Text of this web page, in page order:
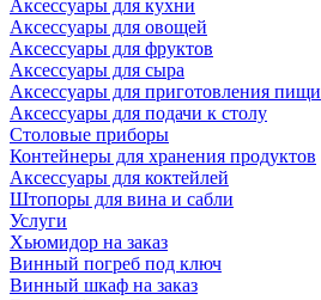
Аксессуары для кухни
Аксессуары для овощей
Аксессуары для фруктов
Аксессуары для сыра
Аксессуары для приготовления пищи
Аксессуары для подачи к столу
Столовые приборы
Контейнеры для хранения продуктов
Аксессуары для коктейлей
Штопоры для вина и сабли
Услуги
Хьюмидор на заказ
Винный погреб под ключ
Винный шкаф на заказ